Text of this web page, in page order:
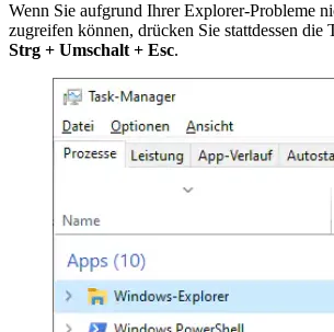
Wenn Sie aufgrund Ihrer Explorer-Probleme
zugreifen können, drücken Sie stattdessen die
Strg + Umschalt + Esc.